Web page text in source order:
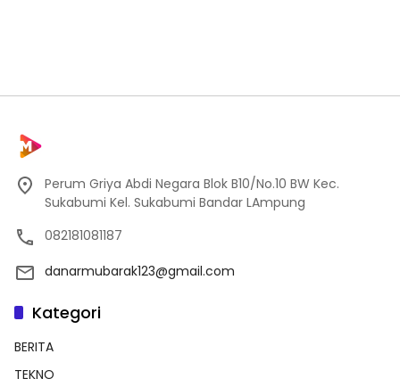
Perum Griya Abdi Negara Blok B10/No.10 BW Kec.
Sukabumi Kel. Sukabumi Bandar LAmpung
082181081187
danarmubarak123@gmail.com
Kategori
BERITA
TEKNO